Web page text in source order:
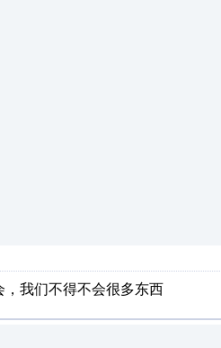
我们不得不会很多东西